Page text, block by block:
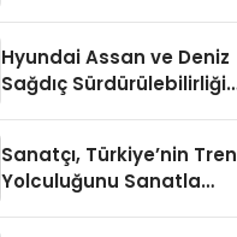
Hyundai Assan ve Deniz
Sağdıç Sürdürülebilirliği
Sanatçı, Türkiye’nin Tren
Yolculuğunu Sanatla